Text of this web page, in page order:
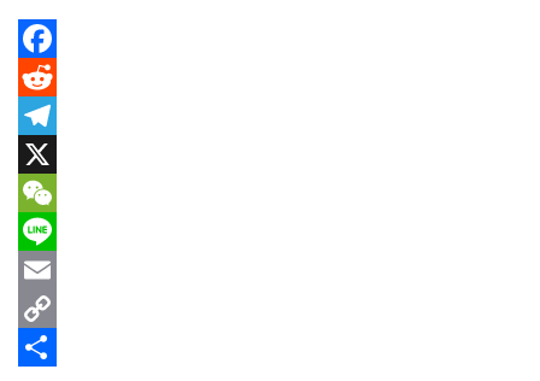
F
a
c
e
b
o
o
k
R
e
d
d
t
T
e
e
g
X
W
e
C
h
L
n
E
m
C